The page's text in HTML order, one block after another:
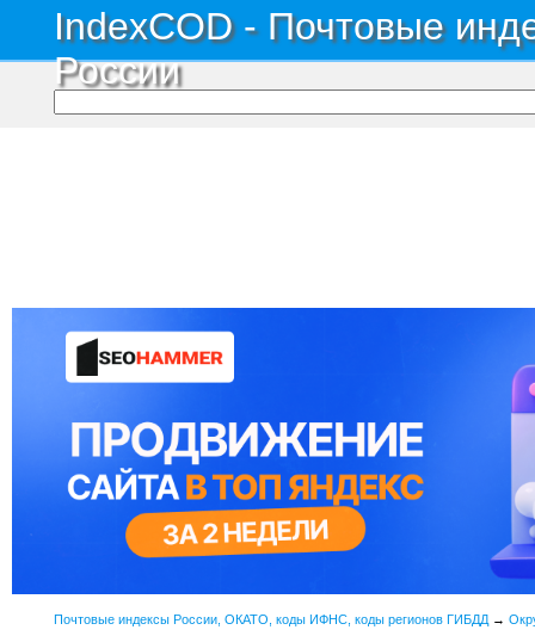
IndexCOD - Почтовые
России
Почтовые индексы России, ОКАТО, коды ИФНС, коды регионов ГИБДД →